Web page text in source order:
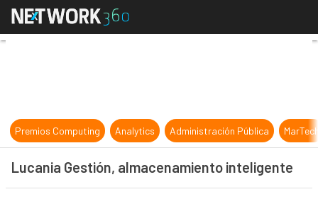
Lucania Gestión, almacenamiento
Premios Computing Analytics Administración Pública
Lucania Gestión, almacenamiento inteligente